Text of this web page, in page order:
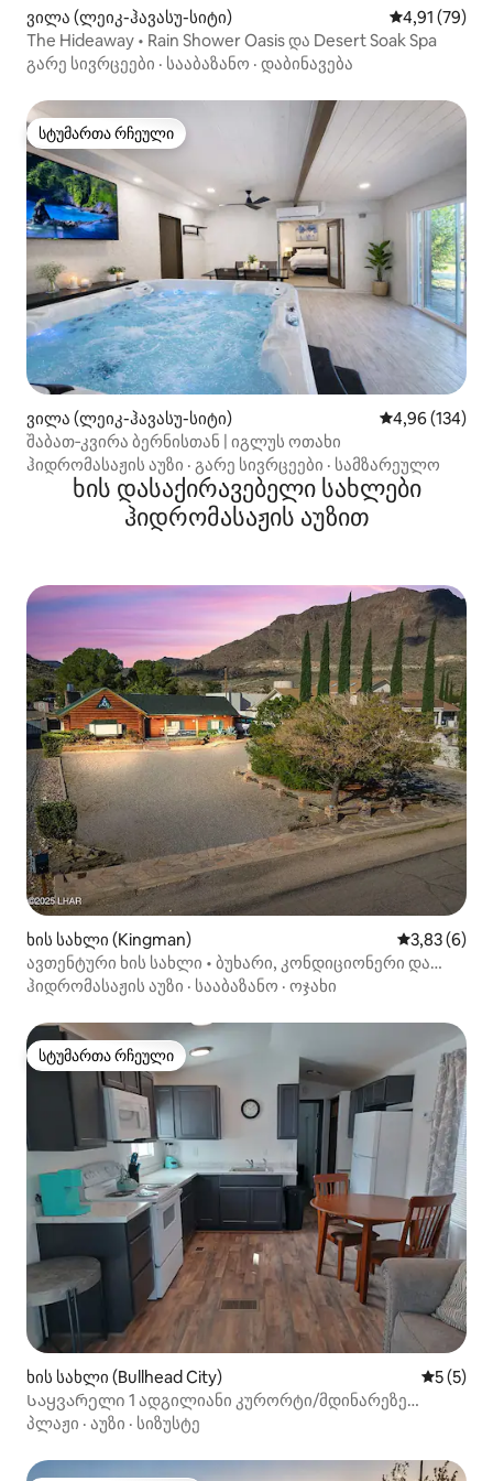
ვილა (ლეიკ-ჰავასუ-სიტი) საშუალო
4,91 (79)
The Hideaway • Rain Shower Oasis და Desert Soak Spa
გარე სივრცეები · სააბაზანო · დაბინავება
სტუმართა რჩეული
სტუმართა რჩეული
ვილა (ლეიკ-ჰავასუ-სიტი) საშუალო
4,96 (134)
შაბათ‑კვირა ბერნისთან | იგლუს ოთახი
ჰიდრომასაჟის აუზი · გარე სივრცეები · სამზარეულო
ხის დასაქირავებელი სახლები
ჰიდრომასაჟის აუზით
ხის სახლი (Kingman) საშუალო
3,83 (6)
ავთენტური ხის სახლი • ბუხარი, კონდიციონერი და
ჯაკუზი!
ჰიდრომასაჟის აუზი · სააბაზანო · ოჯახი
სტუმართა რჩეული
სტუმართა რჩეული
ხის სახლი (Bullhead City)
5 (5)
Საყვარელი 1 ადგილიანი კურორტი/მდინარეზე
გასასვლელი 1498 $
პლაჟი · აუზი · სიზუსტე